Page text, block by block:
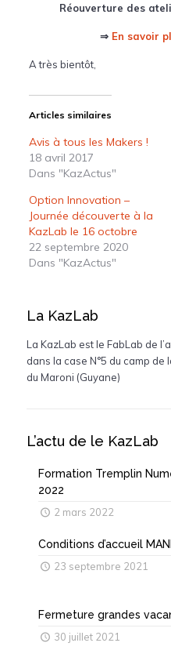
Réouverture des
⇒ En savoir
A très bientôt,
Articles similaires
Avis à tous les Makers !
18 avril 2017
Dans "KazActus"
Option Innovation –
Journée découverte à la
KazLab le 16 octobre
22 septembre 2020
Dans "KazActus"
La KazLab
La KazLab est le FabLab de
dans la case N°5 du camp
du Maroni (Guyane)
L’actu de le KazLab
Formation Tremplin
2022
2 mars 2022
Conditions d’accueil
23 septembre 2021
Fermeture grandes
30 juillet 2021